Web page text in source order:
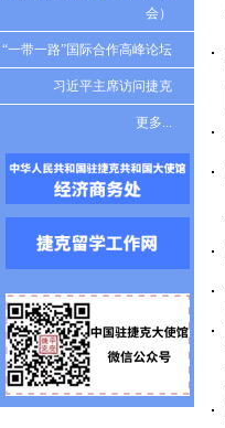
会）
“一带一路”国际合作高峰论坛
习近平主席访问捷克
更多...